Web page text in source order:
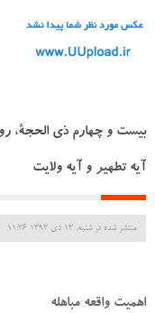
بیست و چهارم ذی الحجة،
آیه تطهیر و آیه ولایت
منتشر شده در شنبه, 13 دی 1393 11:36
اهميت واقعه مباهله